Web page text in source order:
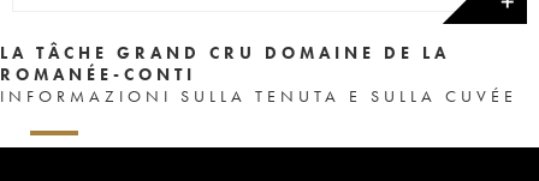
LA TÂCHE GRAND CRU DOMAINE DE LA
ROMANÉE-CONTI
INFORMAZIONI SULLA TENUTA E SULLA CUVÉE